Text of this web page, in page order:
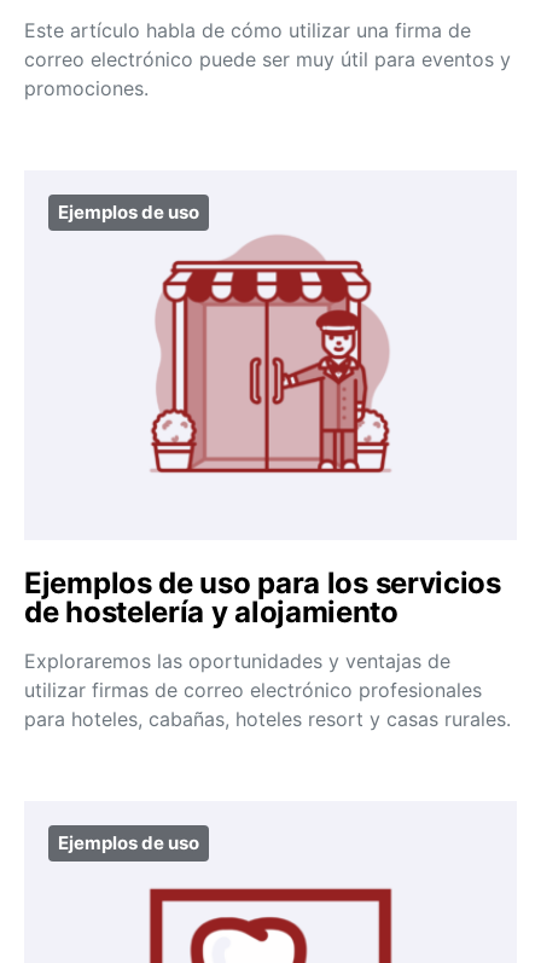
Este artículo habla de cómo utilizar una firma de
correo electrónico puede ser muy útil para eventos y
promociones.
Ejemplos de uso
Ejemplos de uso para los servicios
de hostelería y alojamiento
Exploraremos las oportunidades y ventajas de
utilizar firmas de correo electrónico profesionales
para hoteles, cabañas, hoteles resort y casas rurales.
Ejemplos de uso